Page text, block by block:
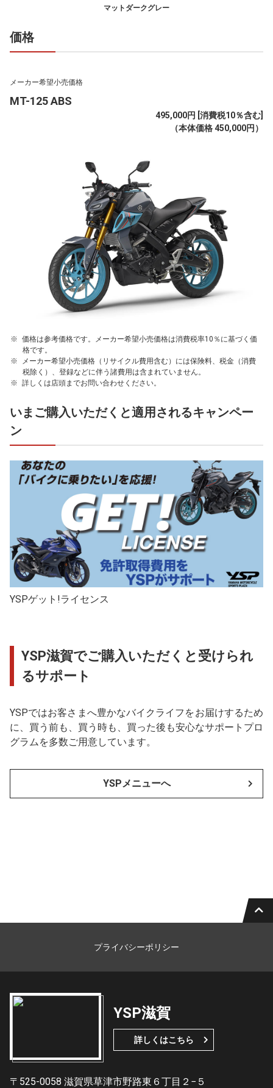
マットダークグレー
価格
メーカー希望小売価格
MT-125 ABS
495,000円 [消費税10％含む]
（本体価格 450,000円）
価格は参考価格です。メーカー希望小売価格は消費税率10％に基づく価
格です。
メーカー希望小売価格（リサイクル費用含む）には保険料、税金（消費
税除く）、登録などに伴う諸費用は含まれていません。
詳しくは店頭までお問い合わせください。
いまご購入いただくと適用されるキャンペー
ン
YSPゲット!ライセンス
YSP滋賀でご購入いただくと受けられ
るサポート
YSPではお客さまへ豊かなバイクライフをお届けするため
に、買う前も、買う時も、買った後も安心なサポートプロ
グラムを多数ご用意しています。
YSPメニューへ
プライバシーポリシー
YSP滋賀
詳しくはこちら
〒525-0058 滋賀県草津市野路東６丁目２−５